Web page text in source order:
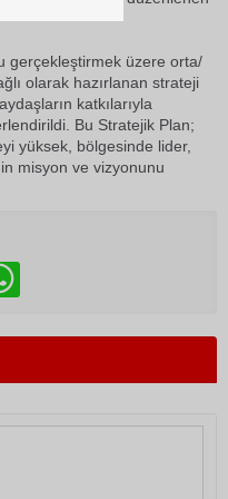
gerçekleştirmek üzere orta/
olarak hazırlanan strateji
katkılarıyla
Bu Stratejik Plan;
yüksek, bölgesinde lider,
misyon ve vizyonunu